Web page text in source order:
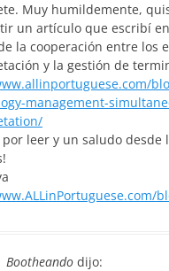
Muy humildemente,
un artículo que escribí
la cooperación entre los
y la gestión de
management-
por leer y un saludo desde
Bootheando dijo: